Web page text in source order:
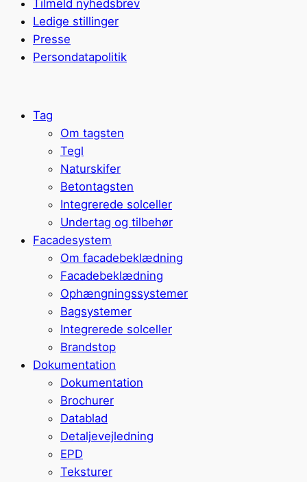
Tilmeld nyhedsbrev
Ledige stillinger
Presse
Persondatapolitik
Tag
Om tagsten
Tegl
Naturskifer
Betontagsten
Integrerede solceller
Undertag og tilbehør
Facadesystem
Om facadebeklædning
Facadebeklædning
Ophængningssystemer
Bagsystemer
Integrerede solceller
Brandstop
Dokumentation
Dokumentation
Brochurer
Datablad
Detaljevejledning
EPD
Teksturer